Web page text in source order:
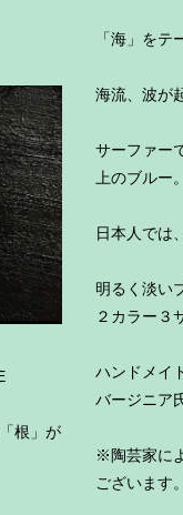
「海」を
海流、波が
サーファー
上のブルー。
日本人では
明るく淡い
２カラー３
ハンドメイ
バージニア
※陶芸家に
ございます
根」が